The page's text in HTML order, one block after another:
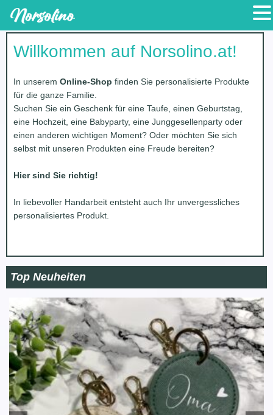
Zum
Inhalt
springen
Willkommen auf Norsolino.at!
In unserem Online-Shop finden Sie personalisierte Produkte
für die ganze Familie.
Suchen Sie ein Geschenk für eine Taufe, einen Geburtstag,
eine Hochzeit, eine Babyparty, eine Junggesellenparty oder
einen anderen wichtigen Moment? Oder möchten Sie sich
selbst mit unseren Produkten eine Freude bereiten?
Hier sind Sie richtig!
In liebevoller Handarbeit entsteht auch Ihr unvergessliches
personalisiertes Produkt.
Top Neuheiten